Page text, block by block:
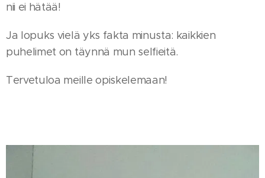
nii ei hätää!
Ja lopuks vielä yks fakta minusta: kaikkien
puhelimet on täynnä mun selfieitä.
Tervetuloa meille opiskelemaan!